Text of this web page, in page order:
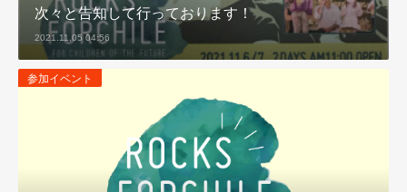
次々と告知して行っております！
2021.11.05 04:56
参加イベント